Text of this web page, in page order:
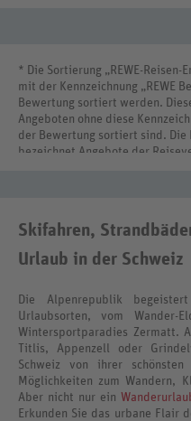
* Die Sortierung „REWE-
mit der Kennzeichnung „REWE
Bewertung sortiert werden.
Angeboten ohne diese
der Bewertung sortiert sind. Die
bezeichnet Angebote der
Skifahren,
Urlaub in der Schweiz
Die Alpenrepublik
Urlaubsorten, vom Wander-
Wintersportparadies Zermatt.
Titlis, Appenzell oder
Schweiz von ihrer
Möglichkeiten zum Wandern,
Aber nicht nur ein
Erkunden Sie das urbane Flair